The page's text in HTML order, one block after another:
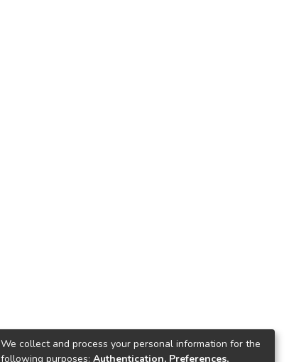
We collect and process your personal information for the
following purposes: Authentication, Preferences,